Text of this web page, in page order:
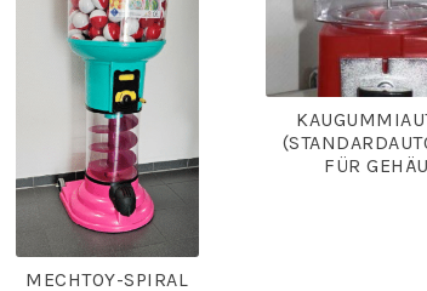
MECHTOY-SPIRAL
FÜR